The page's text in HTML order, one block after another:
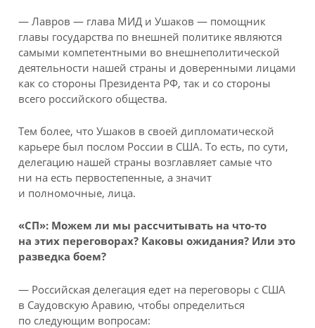
— Лавров — глава МИД и Ушаков — помощник
главы государства по внешней политике являются
самыми компетентными во внешнеполитической
деятельности нашей страны и доверенными лицами
как со стороны Президента РФ, так и со стороны
всего российского общества.
Тем более, что Ушаков в своей дипломатической
карьере был послом России в США. То есть, по сути,
делегацию нашей страны возглавляет самые что
ни на есть первостепенные, а значит
и полномочные, лица.
«СП»: Можем ли мы рассчитывать на что-то
на этих переговорах? Каковы ожидания? Или это
разведка боем?
— Российская делегация едет на переговоры с США
в Саудовскую Аравию, чтобы определиться
по следующим вопросам: